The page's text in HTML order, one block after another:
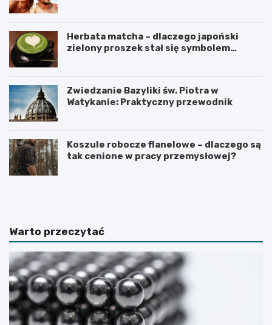
Herbata matcha – dlaczego japoński
zielony proszek stał się symbolem
Zwiedzanie Bazyliki św. Piotra w
Watykanie: Praktyczny przewodnik
Koszule robocze flanelowe – dlaczego są
tak cenione w pracy przemysłowej?
C
i
ć
,
g
d
y
z
b
C
n
i
e
w
i
e
d
z
Warto przeczytać